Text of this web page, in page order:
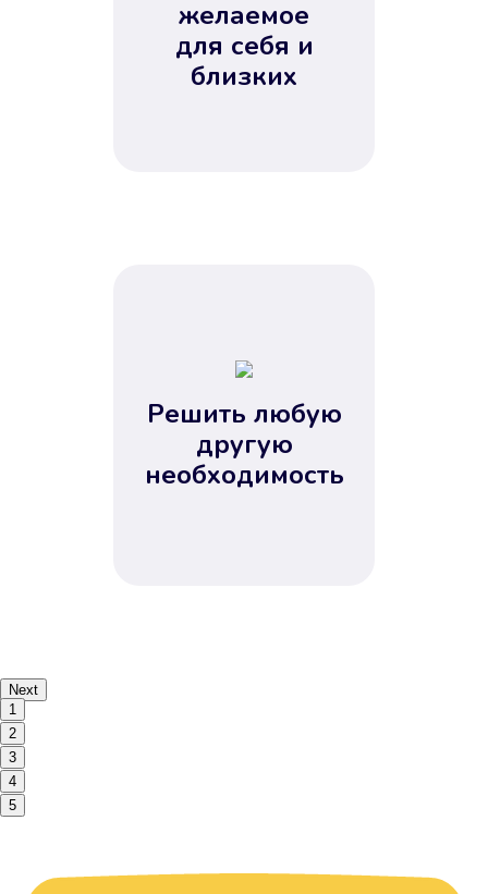
желаемое
для себя и
близких
Решить любую
другую
необходимость
Next
1
2
3
4
5